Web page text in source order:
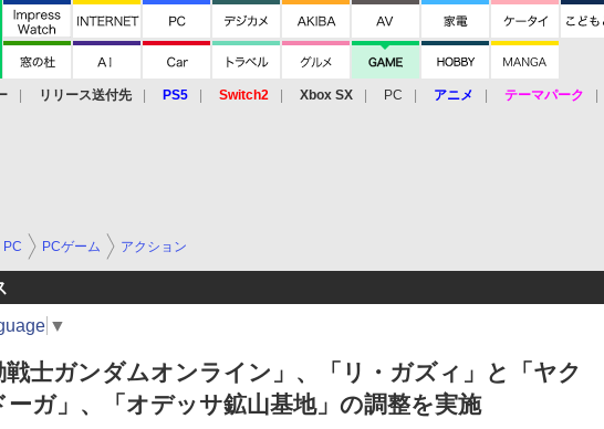
リリース送付先 PS5 Switch2 Xbox SX PC アニメ テーマパーク
PC PCゲーム アクション
▼
戦士ガンダムオンライン」、「リ・ガズィ」と「ヤク
ーガ」、「オデッサ鉱山基地」の調整を実施